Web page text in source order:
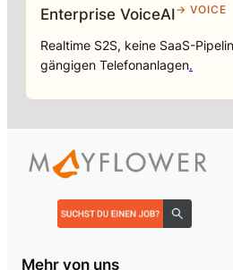
Enterprise VoiceAI→ VOICE
Realtime S2S, keine SaaS-
gängigen Telefonanlagen.
Mehr von uns